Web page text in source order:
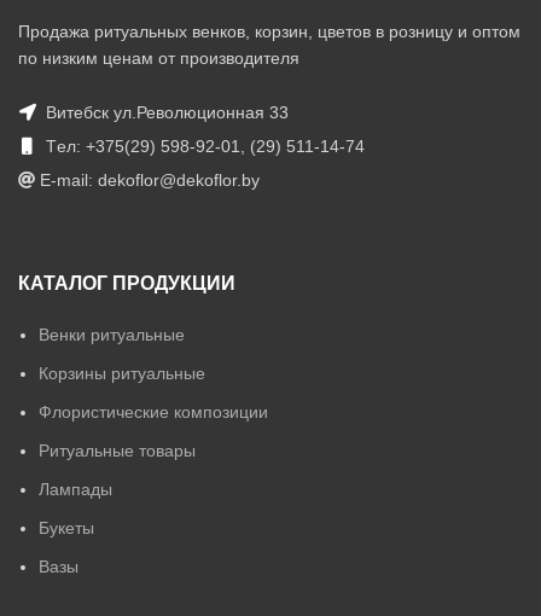
Продажа ритуальных венков, корзин, цветов в розницу и оптом
по низким ценам от производителя
Витебск ул.Революционная 33
Tел: +375(29) 598-92-01, (29) 511-14-74
E-mail: dekoflor@dekoflor.by
КАТАЛОГ ПРОДУКЦИИ
Венки ритуальные
Корзины ритуальные
Флористические композиции
Ритуальные товары
Лампады
Букеты
Вазы